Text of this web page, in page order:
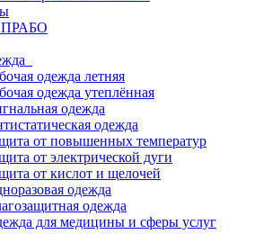
ПРАБО
одежда летняя
одежда утеплённая
одежда
одежда
от повышенных температур
от электрической дуги
от кислот и щелочей
одежда
одежда
для медицины и сферы услуг